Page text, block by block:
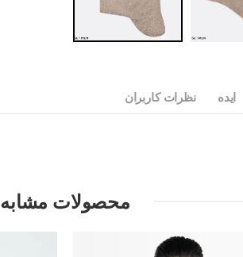
ایده نظرات کاربران
محصولات مشابه